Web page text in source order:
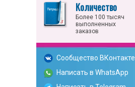
Количество
Более 100 тысяч
выполненных
заказов
Сообщество ВКонтакте
Написать в WhatsApp